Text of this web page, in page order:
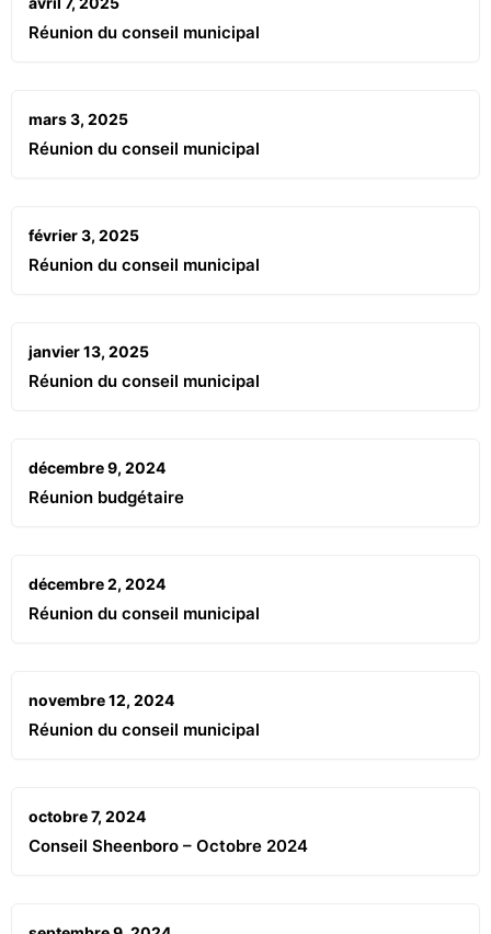
Réunion du conseil municipal
mars 3, 2025
Réunion du conseil municipal
février 3, 2025
Réunion du conseil municipal
janvier 13, 2025
Réunion du conseil municipal
décembre 9, 2024
Réunion budgétaire
décembre 2, 2024
Réunion du conseil municipal
novembre 12, 2024
Réunion du conseil municipal
octobre 7, 2024
Conseil Sheenboro – Octobre 2024